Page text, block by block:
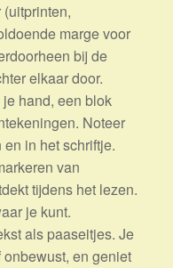
marge voor
bij de
elkaar door.
hand, een blok
Noteer
in het schriftje.
van
tijdens het lezen.
je kunt.
als paaseitjes. Je
en geniet